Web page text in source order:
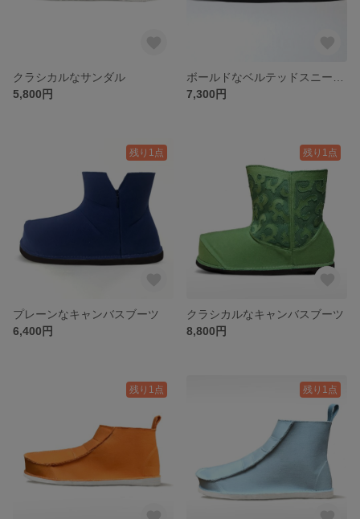
クラシカルなサンダル
5,800円
7,300円
残り1点
プレーンなキャンバスブーツ
6,400円
残り1点
クラシカルなキャンバスブーツ
8,800円
残り1点 残り1点